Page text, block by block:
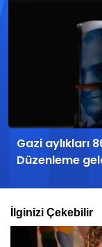
Gazi aylıkları
Düzenleme